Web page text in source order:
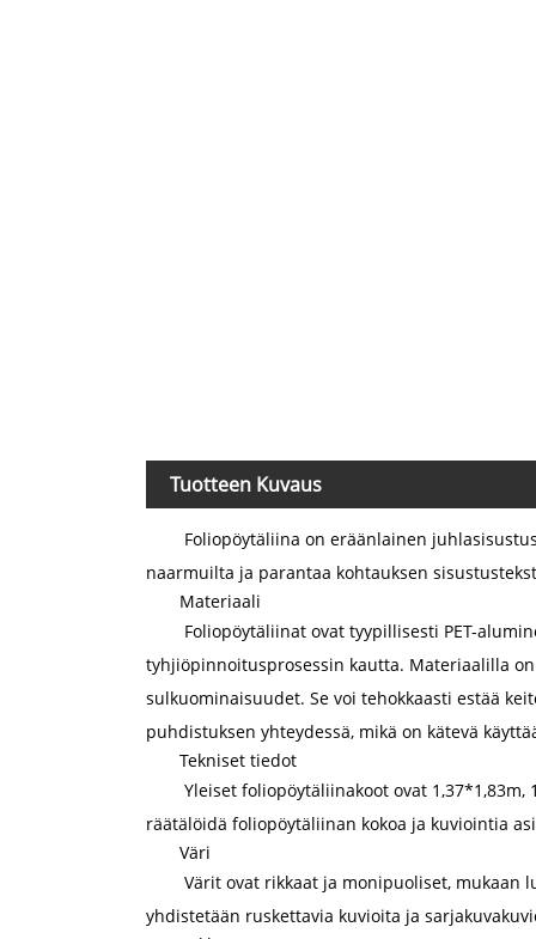
Tuotteen Kuvaus
Foliopöytäliina on eräänlainen
naarmuilta ja parantaa kohtauksen
Materiaali
Foliopöytäliinat ovat tyypillisesti PET-
tyhjiöpinnoitusprosessin kautta. Materiaalilla
sulkuominaisuudet. Se voi tehokkaasti estää
puhdistuksen yhteydessä, mikä on kätevä
Tekniset tiedot
Yleiset foliopöytäliinakoot ovat
räätälöidä foliopöytäliinan kokoa ja kuviointia
Väri
Värit ovat rikkaat ja monipuoliset, mukaan
yhdistetään ruskettavia kuvioita ja